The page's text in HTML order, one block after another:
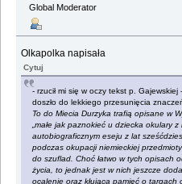
Global Moderator
Olkapolka napisała
Cytuj
- rzucił mi się w oczy tekst p.
doszło do lekkiego przesunięcia
To do Miecia Durzyka trafią opisane w
„małe jak paznokieć u dziecka okulary
autobiograficznym eseju z lat
podczas okupacji niemieckiej
do szuflad. Choć łatwo w tych opisach
życia, to jednak jest w nich jeszcze
ocalenie oraz kłująca pamięć o targach